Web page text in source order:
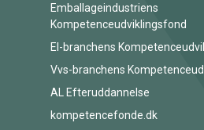
Emballageindustriens
Kompetenceudviklingsfond
El-branchens
Vvs-branchens
AL Efteruddannelse
kompetencefonde.dk